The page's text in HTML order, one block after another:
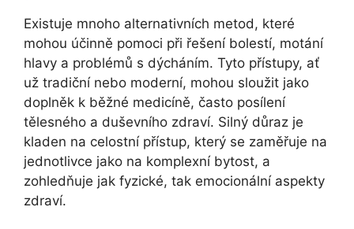
Existuje mnoho alternativních metod, které
mohou účinně pomoci při řešení bolestí, motání
hlavy a problémů s dýcháním. Tyto přístupy, ať
už tradiční nebo moderní, mohou sloužit jako
doplněk k běžné medicíně, často posílení
tělesného a duševního zdraví. Silný důraz je
kladen na celostní přístup, který se zaměřuje na
jednotlivce jako na komplexní bytost, a
zohledňuje jak fyzické, tak emocionální aspekty
zdraví.